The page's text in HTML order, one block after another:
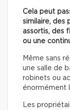
Cela peut
similaire, des
assortis, des
ou une
Même sans
une salle de
robinets ou
énormément
Les